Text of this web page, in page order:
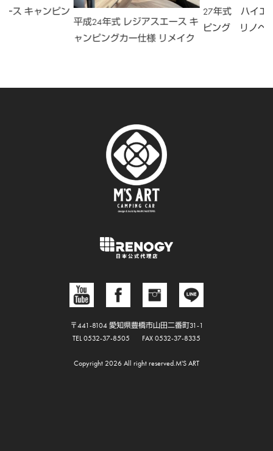
ス キャンピン
平成24年式 レジアスエース キ
ャンピングカー仕様 リメイク
27年式 ハイエ
ピング リノベ
〒441-8104 愛知県豊橋市山田二番町31-1
TEL 0532-37-8505
FAX 0532-37-8335
Copyright 2026 All right reserved.M'S ART